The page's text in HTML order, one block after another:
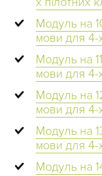
Модуль на
мови для 4-
Модуль на
мови для 4-
Модуль на
мови для 4-
Модуль на
мови для 4-
Модуль на